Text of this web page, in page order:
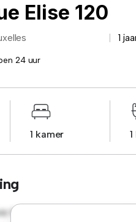
Elise 120
1
24 uur
1 kamer
toevluchtsoord in Rue